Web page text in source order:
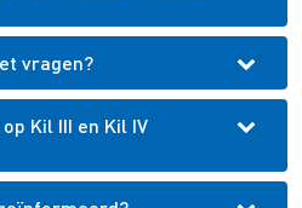
vragen?
Kil III en Kil IV